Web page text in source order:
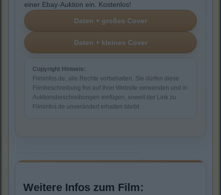
einer Ebay-Auktion ein. Kostenlos!
Copyright Hinweis:
Filminfos.de, alle Rechte vorbehalten. Sie dürfen diese
Filmbeschreibung frei auf Ihrer Website verwenden und in
Auktionsbeschreibungen einfügen, soweit der Link zu
Filminfos.de unverändert erhalten bleibt.
Weitere Infos zum Film: